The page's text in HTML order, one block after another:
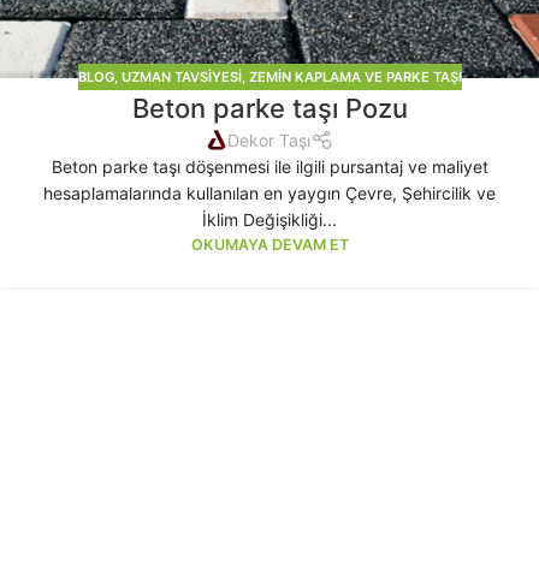
BLOG, UZMAN TAVSIYESI, ZEMIN KAPLAMA VE PARKE TAŞI
Beton parke taşı Pozu
Dekor Taşı
Beton parke taşı döşenmesi ile ilgili pursantaj ve maliyet
hesaplamalarında kullanılan en yaygın Çevre, Şehircilik ve
İklim Değişikliği...
OKUMAYA DEVAM ET